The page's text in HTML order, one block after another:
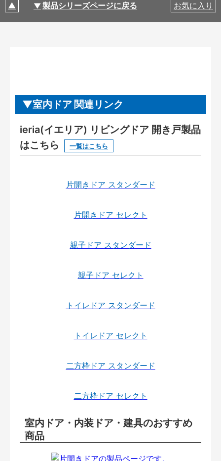
製品シリーズページに戻る お気に入り
室内ドア 関連リンク
ieria(イエリア) リビングドア 開き戸製品
はこちら
一覧はこちら
片開きドア スタンダード
片開きドア セレクト
親子ドア スタンダード
親子ドア セレクト
トイレドア スタンダード
トイレドア セレクト
二方枠ドア スタンダード
二方枠ドア セレクト
室内ドア・内装ドア・建具のおすすめ
商品